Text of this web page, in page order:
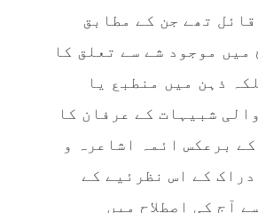
تھے جن کے مطابق
میں موجود شے سے تعلق کا
ذہن میں منطبع یا
شبیہات کے عرفان کا
برعکس ائمہ اشاعرہ و
کے اس نظرئیے کے
آج کی اصطلاح میں